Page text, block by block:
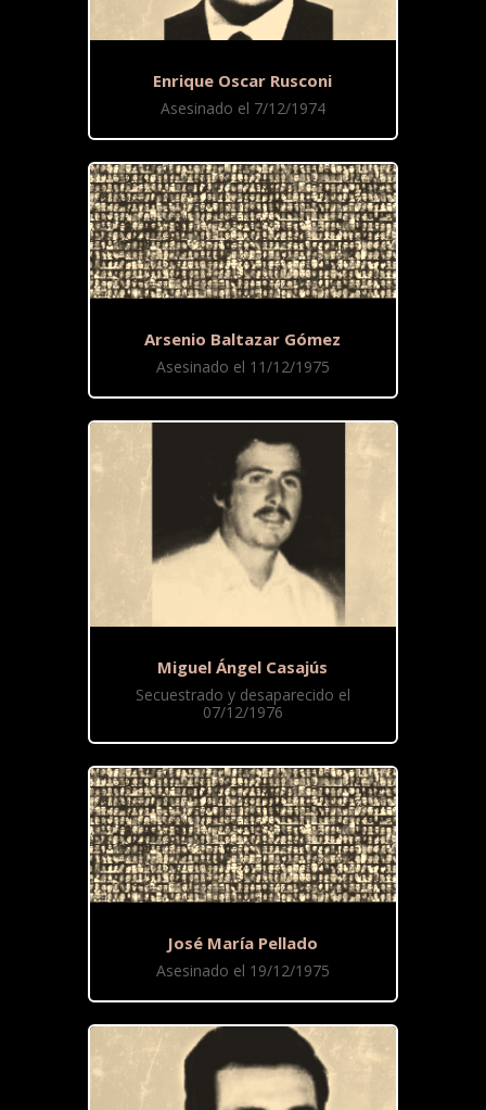
Enrique Oscar Rusconi
Asesinado el 7/12/1974
Arsenio Baltazar Gómez
Asesinado el 11/12/1975
Miguel Ángel Casajús
Secuestrado y desaparecido el
07/12/1976
José María Pellado
Asesinado el 19/12/1975